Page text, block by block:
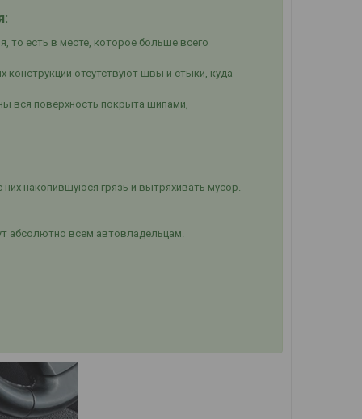
то есть в месте, которое больше всего
конструкции отсутствуют швы и стыки, куда
вся поверхность покрыта шипами,
накопившуюся грязь и вытряхивать мусор.
абсолютно всем автовладельцам.